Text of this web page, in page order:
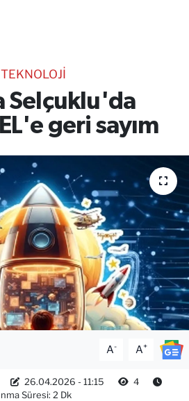
TEKNOLOJİ
Selçuklu'da
geri sayım
A- A+
26.04.2026 - 11:15
4
Süresi: 2 Dk
Dinle